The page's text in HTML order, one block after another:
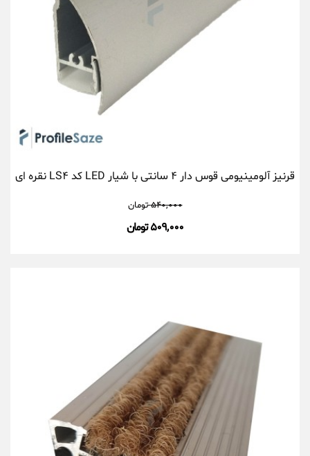
قرنیز آلومینیومی قوس دار ۴ سانتی با شیار LED کد LS۴ نقره ای
۵۴۰,۰۰۰ تومان
۵۰۹,۰۰۰ تومان